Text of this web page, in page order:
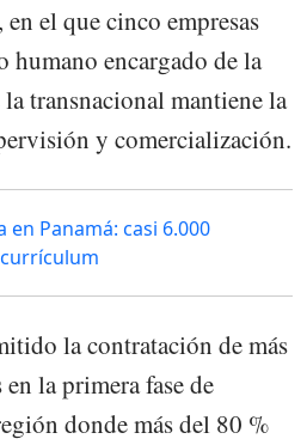
, en el que cinco empresas
humano encargado de la
transnacional mantiene la
y comercialización.
en Panamá: casi 6.000
la contratación de más
la primera fase de
donde más del 80 %